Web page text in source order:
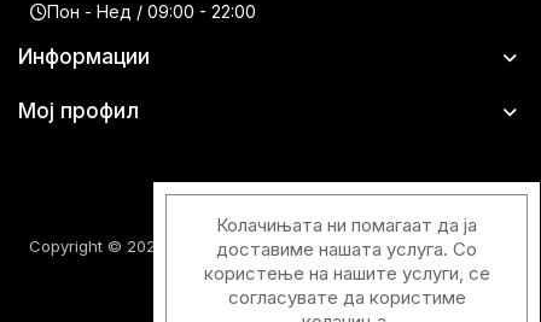
Пон - Нед / 09:00 - 22:00
Информации
Мој профил
Copyright © 2026 Шатци Парфимерии. Сите права задржани.
Колачињата ни помагаат да ја
доставиме нашата услуга. Со
користење на нашите услуги, се
согласувате да користиме